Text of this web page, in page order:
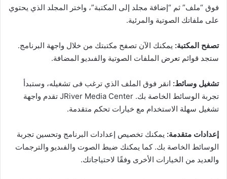
فوق “ملف” ثم “إضافة مجلد إلى المكتبة”، واختر المجلد الذي يحتوي
على ملفاتك الصوتية والمرئية.
تصفح المكتبة: يمكنك الآن تصفح مكتبتك من خلال واجهة البرنامج.
ستجد قوائم تعرض الملفات الصوتية والفىديو المضافة.
تشغيل وسائط: انقر فوق الملف الذي ترغب فى تشغيله، وستبدأ
تجربة الوسائط الخاصة بك. JRiver Media Center تقدم واجهة
تشغيل سهلة الاستخدام مع خيارات تحكم متقدمة.
إعدادات متقدمة: يمكنك تخصيص إعدادات البرنامج وتحسين تجربة
الوسائط الخاصة بك. كما يمكنك ضبط الصوت والفىديو والترجمات
والعديد من الخيارات الأخرى وفقًا لاحتياجاتك.